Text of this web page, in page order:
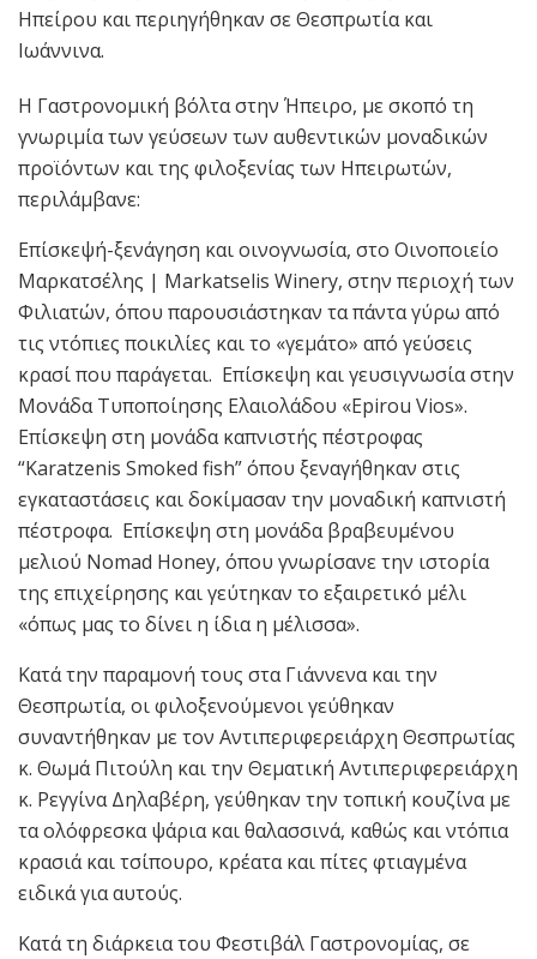
Ηπείρου και περιηγήθηκαν σε Θεσπρωτία και
Ιωάννινα.
Η Γαστρονομική βόλτα στην Ήπειρο, με σκοπό τη
γνωριμία των γεύσεων των αυθεντικών μοναδικών
προϊόντων και της φιλοξενίας των Ηπειρωτών,
περιλάμβανε:
Επίσκεψή-ξενάγηση και οινογνωσία, στο Οινοποιείο
Μαρκατσέλης | Markatselis Winery, στην περιοχή των
Φιλιατών, όπου παρουσιάστηκαν τα πάντα γύρω από
τις ντόπιες ποικιλίες και το «γεμάτο» από γεύσεις
κρασί που παράγεται. Επίσκεψη και γευσιγνωσία στην
Μονάδα Τυποποίησης Ελαιολάδου «Epirou Vios».
Επίσκεψη στη μονάδα καπνιστής πέστροφας
“Karatzenis Smoked fish” όπου ξεναγήθηκαν στις
εγκαταστάσεις και δοκίμασαν την μοναδική καπνιστή
πέστροφα. Επίσκεψη στη μονάδα βραβευμένου
μελιού Nomad Honey, όπου γνωρίσανε την ιστορία
της επιχείρησης και γεύτηκαν το εξαιρετικό μέλι
«όπως μας το δίνει η ίδια η μέλισσα».
Κατά την παραμονή τους στα Γιάννενα και την
Θεσπρωτία, οι φιλοξενούμενοι γεύθηκαν
συναντήθηκαν με τον Αντιπεριφερειάρχη Θεσπρωτίας
κ. Θωμά Πιτούλη και την Θεματική Αντιπεριφερειάρχη
κ. Ρεγγίνα Δηλαβέρη, γεύθηκαν την τοπική κουζίνα με
τα ολόφρεσκα ψάρια και θαλασσινά, καθώς και ντόπια
κρασιά και τσίπουρο, κρέατα και πίτες φτιαγμένα
ειδικά για αυτούς.
Κατά τη διάρκεια του Φεστιβάλ Γαστρονομίας, σε